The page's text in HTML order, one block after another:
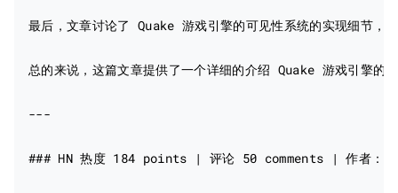
最后，文章讨论了 Quake 游戏引擎的可见性系统的实现细节
总的来说，这篇文章提供了一个详细的介绍 Quake 游戏引擎的
---
### HN 热度 184 points | 评论 50 comments | 作者：